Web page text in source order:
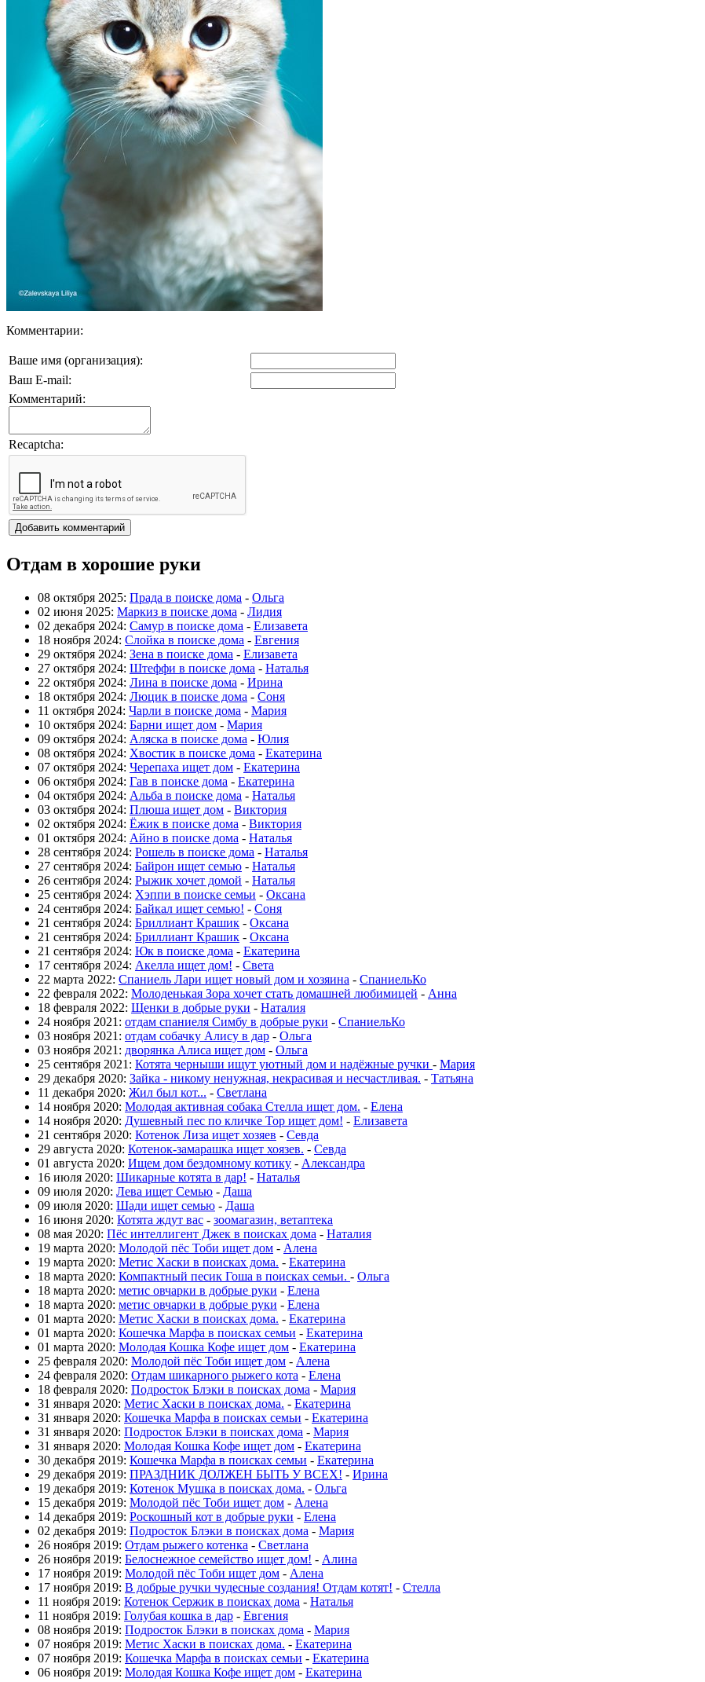
Комментарии:
Ваше имя (организация):
Ваш E-mail:
Комментарий:
Recaptcha:
Отдам в хорошие руки
08 октября 2025: Прада в поиске дома - Ольга
02 июня 2025: Маркиз в поиске дома - Лидия
02 декабря 2024: Самур в поиске дома - Елизавета
18 ноября 2024: Слойка в поиске дома - Евгения
29 октября 2024: Зена в поиске дома - Елизавета
27 октября 2024: Штеффи в поиске дома - Наталья
22 октября 2024: Лина в поиске дома - Ирина
18 октября 2024: Люцик в поиске дома - Соня
11 октября 2024: Чарли в поиске дома - Мария
10 октября 2024: Барни ищет дом - Мария
09 октября 2024: Аляска в поиске дома - Юлия
08 октября 2024: Хвостик в поиске дома - Екатерина
07 октября 2024: Черепаха ищет дом - Екатерина
06 октября 2024: Гав в поиске дома - Екатерина
04 октября 2024: Альба в поиске дома - Наталья
03 октября 2024: Плюша ищет дом - Виктория
02 октября 2024: Ёжик в поиске дома - Виктория
01 октября 2024: Айно в поиске дома - Наталья
28 сентября 2024: Рошель в поиске дома - Наталья
27 сентября 2024: Байрон ищет семью - Наталья
26 сентября 2024: Рыжик хочет домой - Наталья
25 сентября 2024: Хэппи в поиске семьи - Оксана
24 сентября 2024: Байкал ищет семью! - Соня
21 сентября 2024: Бриллиант Крашик - Оксана
21 сентября 2024: Бриллиант Крашик - Оксана
21 сентября 2024: Юк в поиске дома - Екатерина
17 сентября 2024: Акелла ищет дом! - Света
22 марта 2022: Спаниель Лари ищет новый дом и хозяина - СпаниельКо
22 февраля 2022: Молоденькая Зора хочет стать домашней любимицей - Анна
18 февраля 2022: Щенки в добрые руки - Наталия
24 ноября 2021: отдам спаниеля Симбу в добрые руки - СпаниельКо
03 ноября 2021: отдам собачку Алису в дар - Ольга
03 ноября 2021: дворянка Алиса ищет дом - Ольга
25 сентября 2021: Котята черныши ищут уютный дом и надёжные ручки - Мария
29 декабря 2020: Зайка - никому ненужная, некрасивая и несчастливая. - Татьяна
11 декабря 2020: Жил был кот... - Светлана
14 ноября 2020: Молодая активная собака Стелла ищет дом. - Елена
14 ноября 2020: Душевный пес по кличке Тор ищет дом! - Елизавета
21 сентября 2020: Котенок Лиза ищет хозяев - Севда
29 августа 2020: Котенок-замарашка ищет хоязев. - Севда
01 августа 2020: Ищем дом бездомному котику - Александра
16 июля 2020: Шикарные котята в дар! - Наталья
09 июля 2020: Лева ищет Семью - Даша
09 июля 2020: Шади ищет семью - Даша
16 июня 2020: Котята ждут вас - зоомагазин, ветаптека
08 мая 2020: Пёс интеллигент Джек в поисках дома - Наталия
19 марта 2020: Молодой пёс Тоби ищет дом - Алена
19 марта 2020: Метис Хаски в поисках дома. - Екатерина
18 марта 2020: Компактный песик Гоша в поисках семьи. - Ольга
18 марта 2020: метис овчарки в добрые руки - Елена
18 марта 2020: метис овчарки в добрые руки - Елена
01 марта 2020: Метис Хаски в поисках дома. - Екатерина
01 марта 2020: Кошечка Марфа в поисках семьи - Екатерина
01 марта 2020: Молодая Кошка Кофе ищет дом - Екатерина
25 февраля 2020: Молодой пёс Тоби ищет дом - Алена
24 февраля 2020: Отдам шикарного рыжего кота - Елена
18 февраля 2020: Подросток Блэки в поисках дома - Мария
31 января 2020: Метис Хаски в поисках дома. - Екатерина
31 января 2020: Кошечка Марфа в поисках семьи - Екатерина
31 января 2020: Подросток Блэки в поисках дома - Мария
31 января 2020: Молодая Кошка Кофе ищет дом - Екатерина
30 декабря 2019: Кошечка Марфа в поисках семьи - Екатерина
29 декабря 2019: ПРАЗДНИК ДОЛЖЕН БЫТЬ У ВСЕХ! - Ирина
19 декабря 2019: Котенок Мушка в поисках дома. - Ольга
15 декабря 2019: Молодой пёс Тоби ищет дом - Алена
14 декабря 2019: Роскошный кот в добрые руки - Елена
02 декабря 2019: Подросток Блэки в поисках дома - Мария
26 ноября 2019: Отдам рыжего котенка - Светлана
26 ноября 2019: Белоснежное семейство ищет дом! - Алина
17 ноября 2019: Молодой пёс Тоби ищет дом - Алена
17 ноября 2019: В добрые ручки чудесные создания! Отдам котят! - Стелла
11 ноября 2019: Котенок Сержик в поисках дома - Наталья
11 ноября 2019: Голубая кошка в дар - Евгения
08 ноября 2019: Подросток Блэки в поисках дома - Мария
07 ноября 2019: Метис Хаски в поисках дома. - Екатерина
07 ноября 2019: Кошечка Марфа в поисках семьи - Екатерина
06 ноября 2019: Молодая Кошка Кофе ищет дом - Екатерина